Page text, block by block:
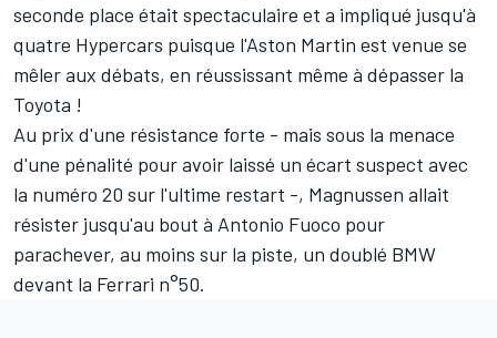
seconde place était spectaculaire et a impliqué jusqu'à
quatre Hypercars puisque l'Aston Martin est venue se
mêler aux débats, en réussissant même à dépasser la
Toyota !
Au prix d'une résistance forte - mais sous la menace
d'une pénalité pour avoir laissé un écart suspect avec
la numéro 20 sur l'ultime restart -, Magnussen allait
résister jusqu'au bout à Antonio Fuoco pour
parachever, au moins sur la piste, un doublé BMW
devant la Ferrari n°50.